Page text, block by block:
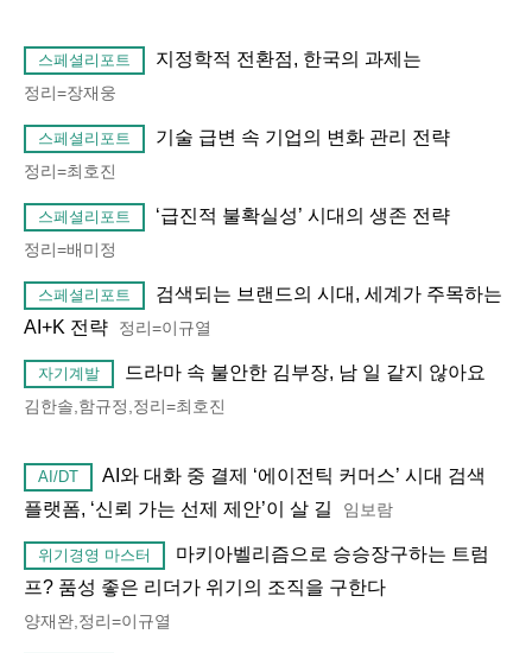
스페셜리포트 지정학적 전환점, 한국의 과제는
정리=장재웅
스페셜리포트 기술 급변 속 기업의 변화 관리 전략
정리=최호진
스페셜리포트 ‘급진적 불확실성’ 시대의 생존 전략
정리=배미정
스페셜리포트
검색되는 브랜드의 시대, 세계가 주목하는
AI+K 전략
정리=이규열
자기계발 드라마 속 불안한 김부장, 남 일 같지 않아요
김한솔,함규정,정리=최호진
AI/DT
AI와 대화 중 결제 ‘에이전틱 커머스’ 시대 검색
플랫폼, ‘신뢰 가는 선제 제안’이 살 길
임보람
위기경영 마스터
마키아벨리즘으로 승승장구하는 트럼
프? 품성 좋은 리더가 위기의 조직을 구한다
양재완,정리=이규열